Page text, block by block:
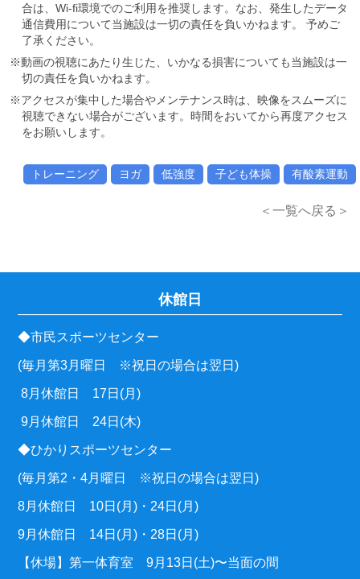
合は、Wi-fi環境でのご利用を推奨します。なお、発生したデータ
通信費用について当施設は一切の責任を負いかねます。 予めご
了承ください。
※動画の視聴にあたり生じた、いかなる損害についても当施設は一
切の責任を負いかねます。
※アクセスが集中した場合やメンテナンス時は、映像をスムーズに
視聴できない場合がございます。時間をおいてから再度アクセス
をお願いします。
トレーニング ヨガ 低強度 子ども体操 有酸素運動
＜一覧へ戻る＞
休館日
◆市民スポーツセンター
(毎月第3月曜日 ※祝日の場合は翌日)
8月休館日 17日(月)
9月休館日 24日(木)
◆ひかりスポーツセンター
(毎月第2・4月曜日 ※祝日の場合は翌日)
8月休館日 10日(月)・24日(月)
9月休館日 14日(月)・28日(月)
【休場】第一体育室 9月13日(土)〜当面の間